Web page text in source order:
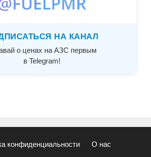
НА КАНАЛ
о ценах на АЗС первым
в Telegram!
конфиденциальности О нас